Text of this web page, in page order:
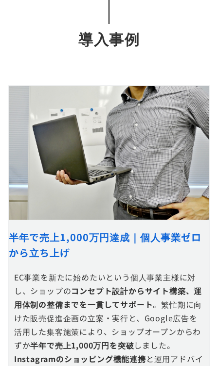
導入事例
半年で売上1,000万円達成｜個人事業ゼロ
から立ち上げ
EC事業を新たに始めたいという個人事業主様に対
し、ショップのコンセプト設計からサイト構築、運
用体制の整備までを一貫してサポート。繁忙期に向
けた販売促進企画の立案・実行と、Google広告を
活用した集客施策により、ショップオープンからわ
ずか半年で売上1,000万円を突破しました。
Instagramのショッピング機能連携と運用アドバイ